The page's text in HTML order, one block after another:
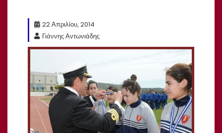
22 Απριλίου, 2014
Γιάννης Αντωνιάδης